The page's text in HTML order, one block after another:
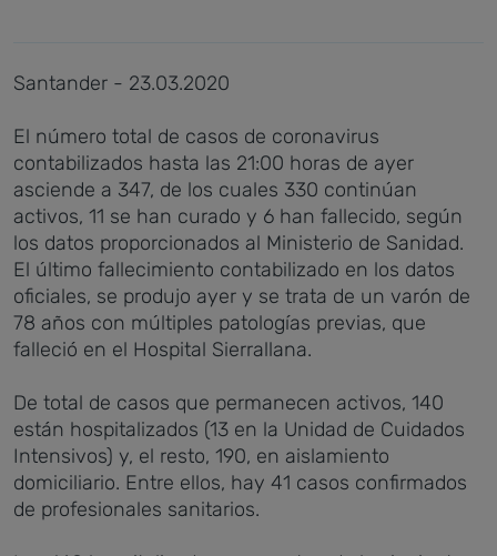
Santander - 23.03.2020
El número total de casos de coronavirus
contabilizados hasta las 21:00 horas de ayer
asciende a 347, de los cuales 330 continúan
activos, 11 se han curado y 6 han fallecido, según
los datos proporcionados al Ministerio de Sanidad.
El último fallecimiento contabilizado en los datos
oficiales, se produjo ayer y se trata de un varón de
78 años con múltiples patologías previas, que
falleció en el Hospital Sierrallana.
De total de casos que permanecen activos, 140
están hospitalizados (13 en la Unidad de Cuidados
Intensivos) y, el resto, 190, en aislamiento
domiciliario. Entre ellos, hay 41 casos confirmados
de profesionales sanitarios.